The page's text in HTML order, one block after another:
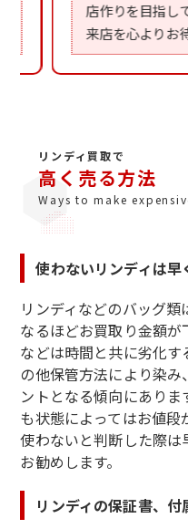
店作りを目指し
来店を心よりお
リンディ買取で
高く売る方法
Ways to make
使わないリンディは早
リンディなどのバッグ
なるほどお買取り金額
などは時間と共に劣化
の他保管方法により染
ントとなる傾向にありま
も状態によってはお値段
使わないと判断した際
お勧めします。
リンディの保証書、